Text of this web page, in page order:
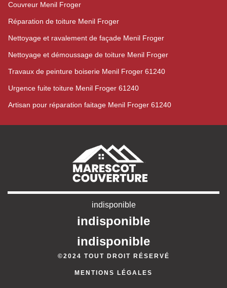
Couvreur Menil Froger
Réparation de toiture Menil Froger
Nettoyage et ravalement de façade Menil Froger
Nettoyage et démoussage de toiture Menil Froger
Travaux de peinture boiserie Menil Froger 61240
Urgence fuite toiture Menil Froger 61240
Artisan pour réparation faitage Menil Froger 61240
indisponible
indisponible
indisponible
©2024 TOUT DROIT RÉSERVÉ
MENTIONS LÉGALES